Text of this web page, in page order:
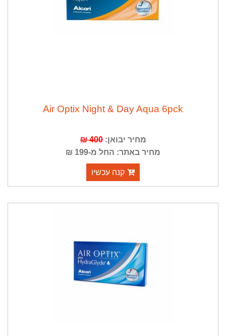
Air Optix Night & Day Aqua 6pck
מחיר יבואן:400 ₪
מחיר באתר: החל מ-199 ₪
קנה עכשיו